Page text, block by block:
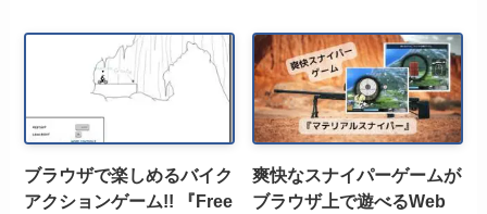
ブラウザで楽しめるバイク
アクションゲーム!! 『Free
爽快なスナイパーゲームが
ブラウザ上で遊べるWeb